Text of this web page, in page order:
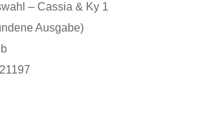
– Cassia & Ky 1
Ausgabe)